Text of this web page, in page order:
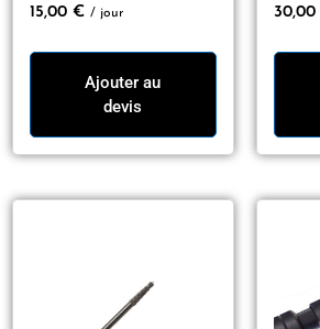
15,00 € / jour
Ajouter au
devis
30,00